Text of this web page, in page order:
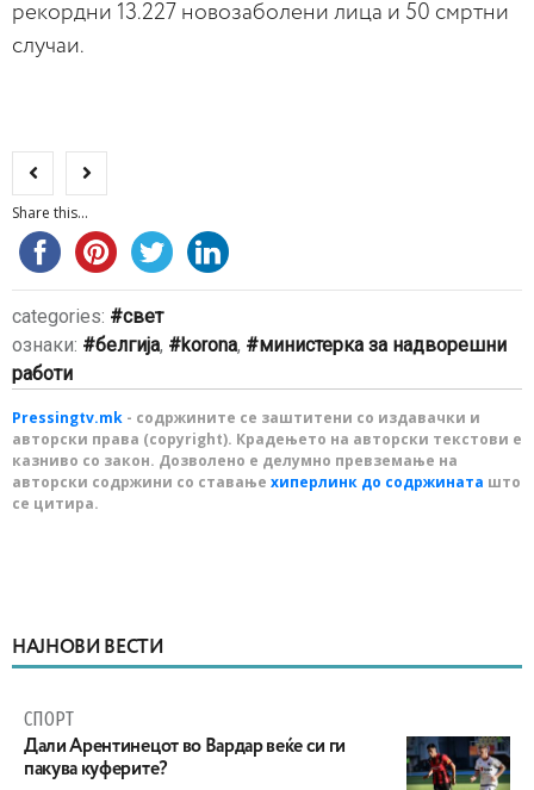
рекордни 13.227 новозаболени лица и 50 смртни
случаи.
Share this...
categories:
свет
ознаки:
белгија, korona,
министерка за надворешни
работи
Pressingtv.mk - содржините се заштитени со издавачки и
авторски права (copyright). Крадењето на авторски текстови е
казниво со закон. Дозволено е делумно превземање на
авторски содржини со ставање хиперлинк до содржината што
се цитира.
НАЈНОВИ ВЕСТИ
СПОРТ
Дали Арентинецот во Вардар веќе си ги
пакува куферите?